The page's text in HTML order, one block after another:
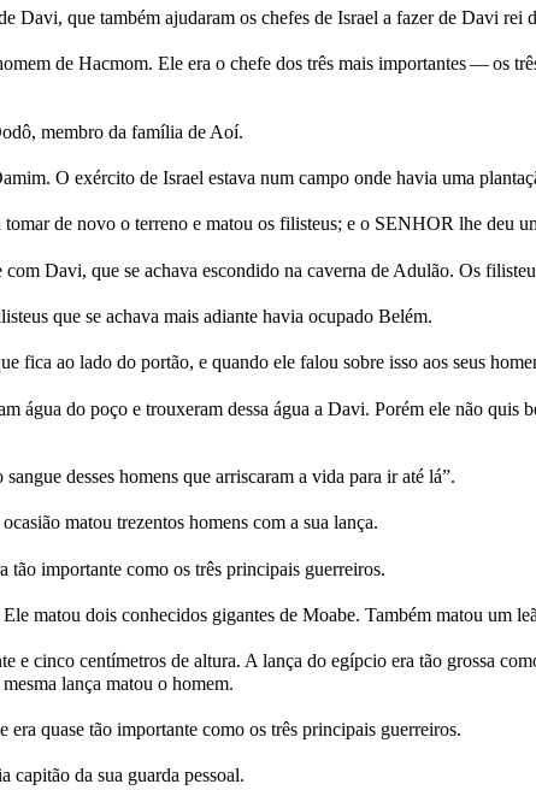
Davi, que também ajudaram os chefes de Israel a fazer de Davi
de Hacmom. Ele era o chefe dos três mais importantes — os
membro da família de Aoí.
O exército de Israel estava num campo onde havia uma
de novo o terreno e matou os filisteus; e o SENHOR lhe deu
Davi, que se achava escondido na caverna de Adulão. Os
que se achava mais adiante havia ocupado Belém.
fica ao lado do portão, e quando ele falou sobre isso aos seus
água do poço e trouxeram dessa água a Davi. Porém ele não
desses homens que arriscaram a vida para ir até lá”.
matou trezentos homens com a sua lança.
tão importante como os três principais guerreiros.
matou dois conhecidos gigantes de Moabe. Também matou um
e cinco centímetros de altura. A lança do egípcio era tão grossa
lança matou o homem.
quase tão importante como os três principais guerreiros.
capitão da sua guarda pessoal.